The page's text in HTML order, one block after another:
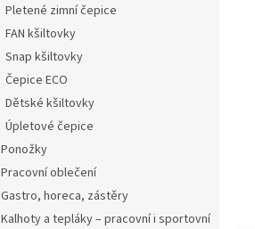
Pletené zimní čepice
FAN kšiltovky
Snap kšiltovky
Čepice ECO
Dětské kšiltovky
Úpletové čepice
Ponožky
Pracovní oblečení
Gastro, horeca, zástěry
Kalhoty a tepláky – pracovní i sportovní